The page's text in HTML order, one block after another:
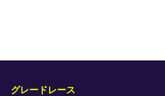
レース情報
グレードレース